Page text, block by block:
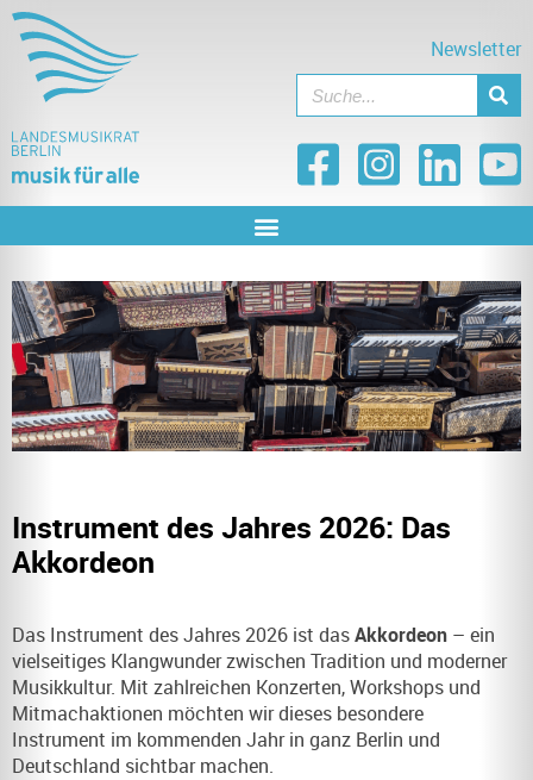
Newsletter
Instrument des Jahres 2026: Das
Akkordeon
Das Instrument des Jahres 2026 ist dasAkkordeon – ein
vielseitiges Klangwunder zwischen Tradition und moderner
Musikkultur. Mit zahlreichen Konzerten, Workshops und
Mitmachaktionen möchten wir dieses besondere
Instrument im kommenden Jahr in ganz Berlin und
Deutschland sichtbar machen.